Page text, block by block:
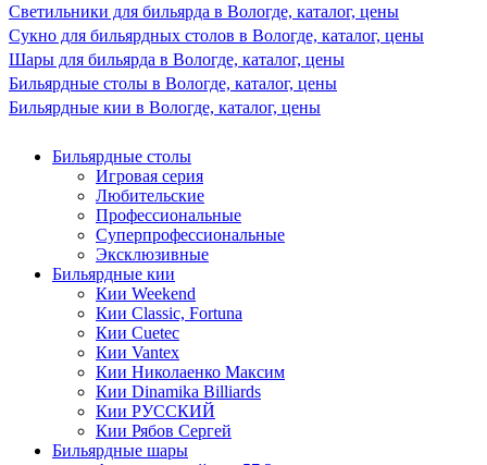
Светильники для бильярда в Вологде, каталог, цены
Сукно для бильярдных столов в Вологде, каталог, цены
Шары для бильярда в Вологде, каталог, цены
Бильярдные столы в Вологде, каталог, цены
Бильярдные кии в Вологде, каталог, цены
Бильярдные столы
Игровая серия
Любительские
Профессиональные
Суперпрофессиональные
Эксклюзивные
Бильярдные кии
Кии Weekend
Кии Classic, Fortuna
Кии Cuetec
Кии Vantex
Кии Николаенко Максим
Кии Dinamika Billiards
Кии РУССКИЙ
Кии Рябов Сергей
Бильярдные шары